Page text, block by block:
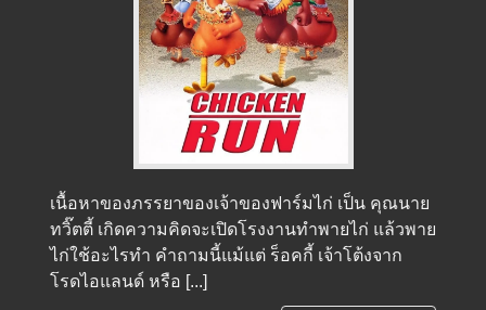
เนื้อหาของภรรยาของเจ้าของฟาร์มไก่ เป็น คุณนาย
ทวิ๊ตตี้ เกิดความคิดจะเปิดโรงงานทำพายไก่ แล้วพาย
ไก่ใช้อะไรทำ คำถามนี้แม้แต่ ร็อคกี้ เจ้าโต้งจาก
โรดไอแลนด์ หรือ [...]